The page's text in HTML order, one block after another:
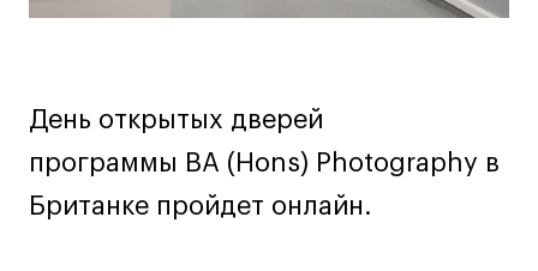
Все программы
Мода
Контент
День открытых дверей
программы BA (Hons) Photography в
Британке пройдет онлайн.